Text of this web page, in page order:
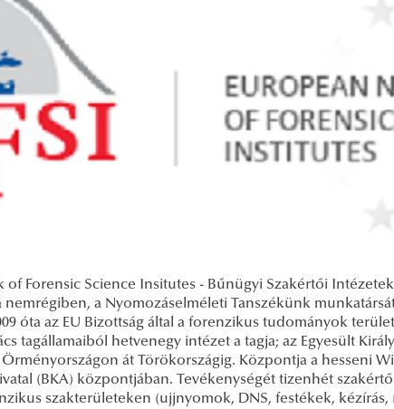
of Forensic Science Insitutes - Bűnügyi Szakértői
a Nyomozáselméleti Tanszékünk
óta az EU Bizottság által a forenzikus tudományok
tagállamaiból hetvenegy intézet a tagja; az Egyesült
át Törökországig. Központja a hesseni
(BKA) központjában. Tevékenységét tizenhét
szakterületeken (ujjnyomok, DNS, festékek,